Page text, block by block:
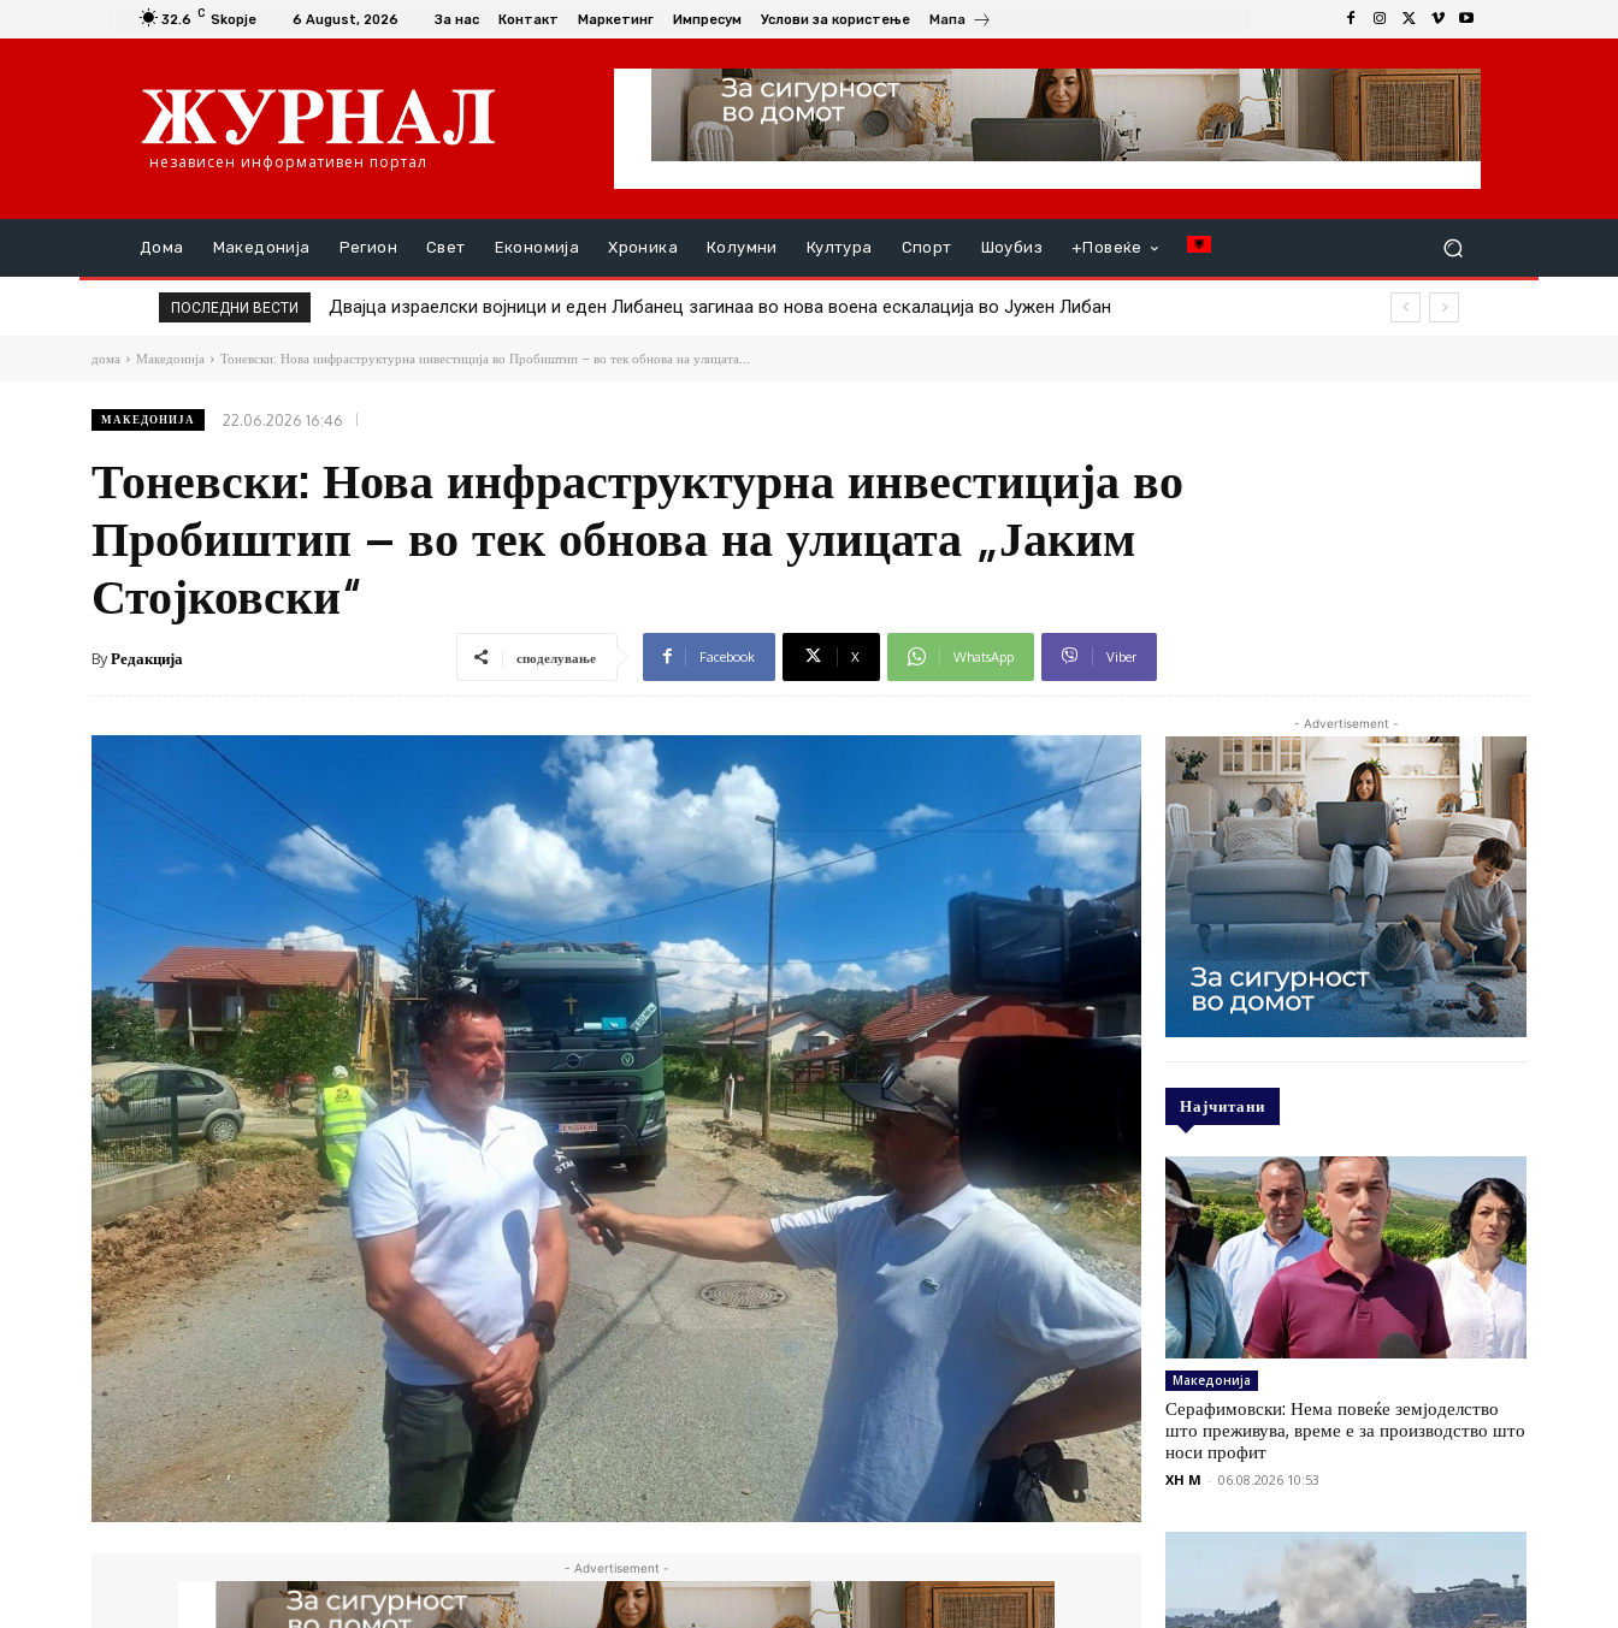
32.6 C Skopje 6 August, 2026 За нас Контакт Маркетинг Импресум Услови за користење Мапа
независен информативен портал
Дома Македонија Регион Свет Економија Хроника Колумни Култура Спорт Шоубиз +Повеќе
ПОСЛЕДНИ ВЕСТИ Двајца израелски војници и еден Либанец загинаа во нова воена ескалација во Јужен Либан
По Anthropic и OpenAI, сега и Мета пријави дека ВИ им излегла од контрола
дома Македонија Тоневски: Нова инфраструктурна инвестиција во Пробиштип – во тек обнова на улицата...
МАКЕДОНИЈА 22.06.2026 16:46
Тоневски: Нова инфраструктурна инвестиција во
Пробиштип – во тек обнова на улицата „Јаким
Стојковски“
ByРедакција споделување Facebook X WhatsApp Viber
- Advertisement -
- Advertisement -
Најчитани
Македонија
Серафимовски: Нема повеќе земјоделство
што преживува, време е за производство што
носи профит
XH M - 06.08.2026 10:53